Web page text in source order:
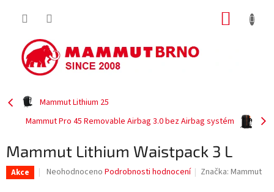
Mammut Lithium 25
Mammut Pro 45 Removable Airbag 3.0 bez Airbag systém
Mammut Lithium Waistpack 3 L
Akce
Průměrné
Neohodnoceno Podrobnosti hodnocení Značka:Mammut